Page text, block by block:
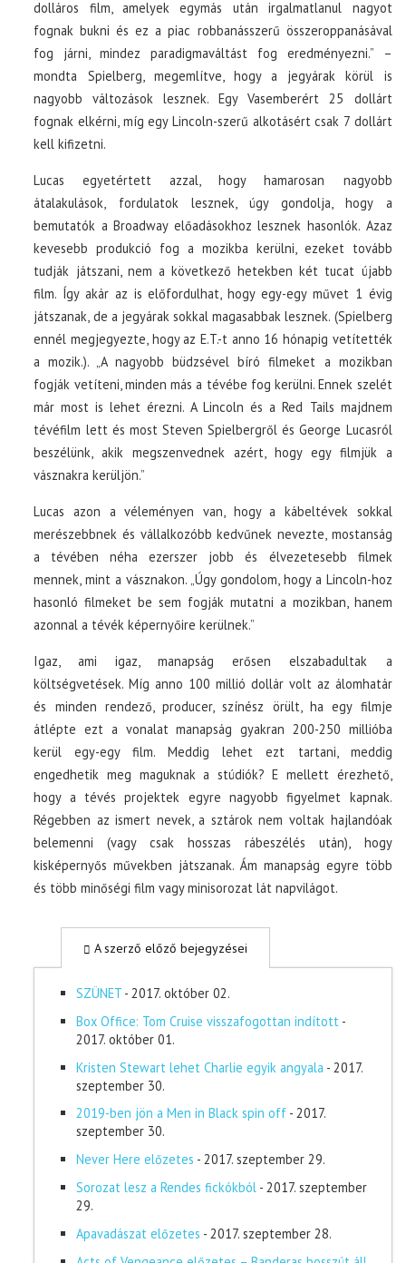
dolláros film, amelyek egymás után irgalmatlanul nagyot
fognak bukni és ez a piac robbanásszerű összeroppanásával
fog járni, mindez paradigmaváltást fog eredményezni.” –
mondta Spielberg, megemlítve, hogy a jegyárak körül is
nagyobb változások lesznek. Egy Vasemberért 25 dollárt
fognak elkérni, míg egy Lincoln-szerű alkotásért csak 7 dollárt
kell kifizetni.
Lucas egyetértett azzal, hogy hamarosan nagyobb
átalakulások, fordulatok lesznek, úgy gondolja, hogy a
bemutatók a Broadway előadásokhoz lesznek hasonlók. Azaz
kevesebb produkció fog a mozikba kerülni, ezeket tovább
tudják játszani, nem a következő hetekben két tucat újabb
film. Így akár az is előfordulhat, hogy egy-egy művet 1 évig
játszanak, de a jegyárak sokkal magasabbak lesznek. (Spielberg
ennél megjegyezte, hogy az E.T.-t anno 16 hónapig vetítették
a mozik.). „A nagyobb büdzsével bíró filmeket a mozikban
fogják vetíteni, minden más a tévébe fog kerülni. Ennek szelét
már most is lehet érezni. A Lincoln és a Red Tails majdnem
tévéfilm lett és most Steven Spielbergről és George Lucasról
beszélünk, akik megszenvednek azért, hogy egy filmjük a
vásznakra kerüljön.”
Lucas azon a véleményen van, hogy a kábeltévek sokkal
merészebbnek és vállalkozóbb kedvűnek nevezte, mostanság
a tévében néha ezerszer jobb és élvezetesebb filmek
mennek, mint a vásznakon. „Úgy gondolom, hogy a Lincoln-hoz
hasonló filmeket be sem fogják mutatni a mozikban, hanem
azonnal a tévék képernyőire kerülnek.”
Igaz, ami igaz, manapság erősen elszabadultak a
költségvetések. Míg anno 100 millió dollár volt az álomhatár
és minden rendező, producer, színész örült, ha egy filmje
átlépte ezt a vonalat manapság gyakran 200-250 millióba
kerül egy-egy film. Meddig lehet ezt tartani, meddig
engedhetik meg maguknak a stúdiók? E mellett érezhető,
hogy a tévés projektek egyre nagyobb figyelmet kapnak.
Régebben az ismert nevek, a sztárok nem voltak hajlandóak
belemenni (vagy csak hosszas rábeszélés után), hogy
kisképernyős művekben játszanak. Ám manapság egyre több
és több minőségi film vagy minisorozat lát napvilágot.
A szerző előző bejegyzései
SZÜNET - 2017. október 02.
Box Office: Tom Cruise visszafogottan indított -
2017. október 01.
Kristen Stewart lehet Charlie egyik angyala - 2017.
szeptember 30.
2019-ben jön a Men in Black spin off - 2017.
szeptember 30.
Never Here előzetes - 2017. szeptember 29.
Sorozat lesz a Rendes fickókból - 2017. szeptember
29.
Apavadászat előzetes - 2017. szeptember 28.